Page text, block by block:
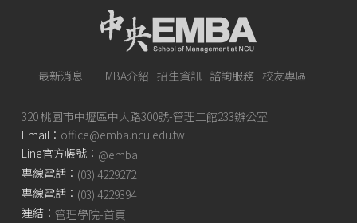
最新消息 EMBA介紹 招生資訊 諮詢服務 校友專區
320 桃園市中壢區中大路300號-管理二館233辦公室
Email： office@emba.ncu.edu.tw
Line官方帳號： @emba
專線電話： (03) 4229272
專線電話： (03) 4229394
連結： 管理學院-首頁